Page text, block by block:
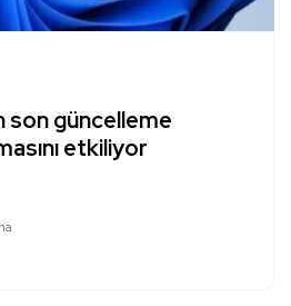
son güncelleme
etkiliyor